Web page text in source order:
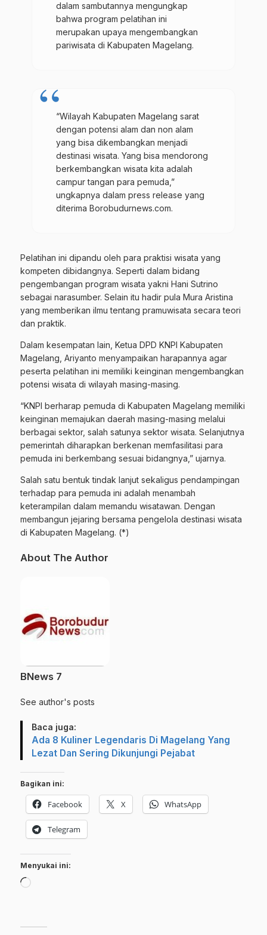
dalam sambutannya mengungkap
bahwa program pelatihan ini
merupakan upaya mengembangkan
pariwisata di Kabupaten Magelang.
“Wilayah Kabupaten Magelang sarat
dengan potensi alam dan non alam
yang bisa dikembangkan menjadi
destinasi wisata. Yang bisa mendorong
berkembangkan wisata kita adalah
campur tangan para pemuda,”
ungkapnya dalam press release yang
diterima Borobudurnews.com.
Pelatihan ini dipandu oleh para praktisi wisata yang
kompeten dibidangnya. Seperti dalam bidang
pengembangan program wisata yakni Hani Sutrino
sebagai narasumber. Selain itu hadir pula Mura Aristina
yang memberikan ilmu tentang pramuwisata secara teori
dan praktik.
Dalam kesempatan lain, Ketua DPD KNPI Kabupaten
Magelang, Ariyanto menyampaikan harapannya agar
peserta pelatihan ini memiliki keinginan mengembangkan
potensi wisata di wilayah masing-masing.
“KNPI berharap pemuda di Kabupaten Magelang memiliki
keinginan memajukan daerah masing-masing melalui
berbagai sektor, salah satunya sektor wisata. Selanjutnya
pemerintah diharapkan berkenan memfasilitasi para
pemuda ini berkembang sesuai bidangnya,” ujarnya.
Salah satu bentuk tindak lanjut sekaligus pendampingan
terhadap para pemuda ini adalah menambah
keterampilan dalam memandu wisatawan. Dengan
membangun jejaring bersama pengelola destinasi wisata
di Kabupaten Magelang. (*)
About The Author
BNews 7
See author's posts
Baca juga:
Ada 8 Kuliner Legendaris Di Magelang Yang
Lezat Dan Sering Dikunjungi Pejabat
Bagikan ini:
Facebook X WhatsApp
Telegram
Menyukai ini:
Memuat...